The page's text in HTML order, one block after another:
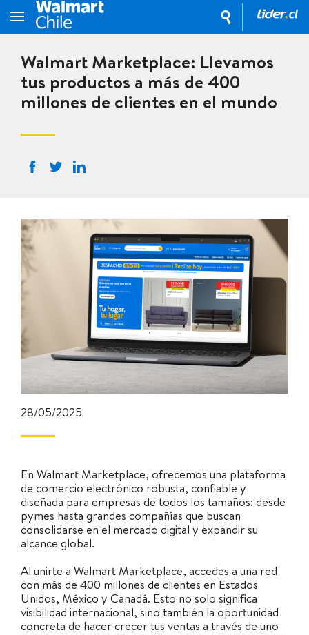
Walmart Marketplace: Llevamos
tus productos a más de 400
millones de clientes en el mundo
28/05/2025
En Walmart Marketplace, ofrecemos una plataforma
de comercio electrónico robusta, confiable y
diseñada para empresas de todos los tamaños: desde
pymes hasta grandes compañías que buscan
consolidarse en el mercado digital y expandir su
alcance global.
Al unirte a Walmart Marketplace, accedes a una red
con más de 400 millones de clientes en Estados
Unidos, México y Canadá. Esto no solo significa
visibilidad internacional, sino también la oportunidad
concreta de hacer crecer tus ventas a través de uno